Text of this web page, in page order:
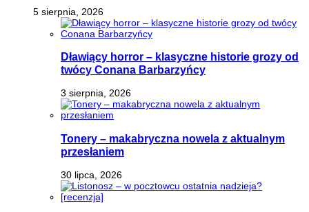
5 sierpnia, 2026
Dławiący horror – klasyczne historie grozy od
twócy Conana Barbarzyńcy
3 sierpnia, 2026
Tonery – makabryczna nowela z aktualnym
przesłaniem
30 lipca, 2026